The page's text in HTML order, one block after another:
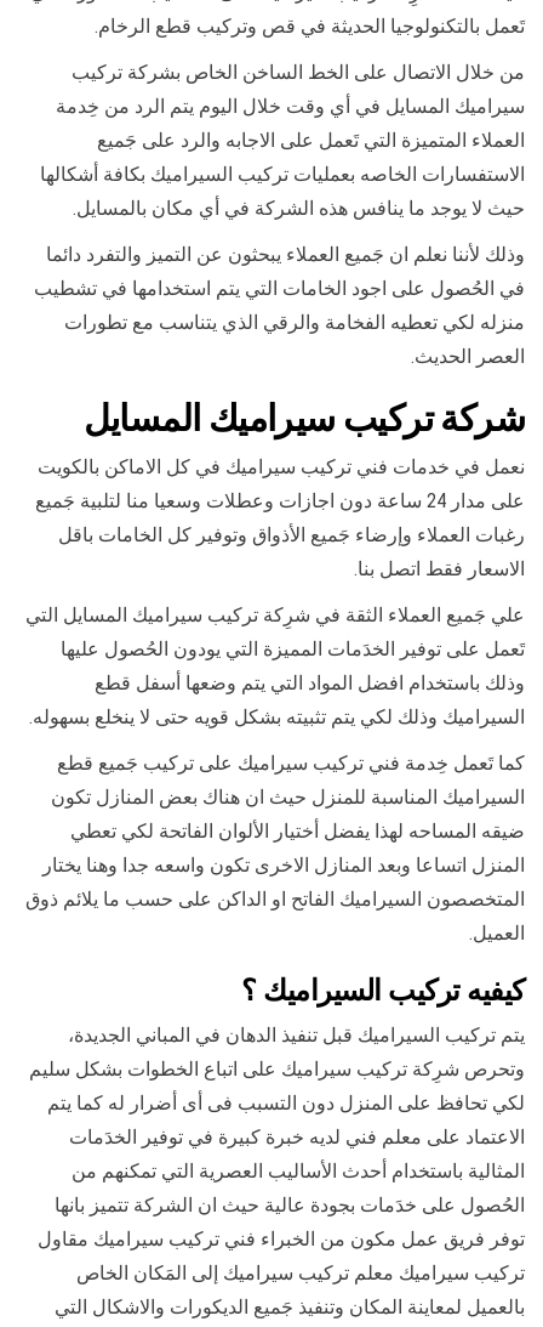
تَعمل بالتكنولوجيا الحديثة في قص وتركيب قطع الرخام.
من خلال الاتصال على الخط الساخن الخاص بشركة تركيب
سيراميك المسايل في أي وقت خلال اليوم يتم الرد من خِدمة
العملاء المتميزة التي تَعمل على الاجابه والرد على جَميع
الاستفسارات الخاصه بعمليات تركيب السيراميك بكافة أشكالها
حيث لا يوجد ما ينافس هذه الشركة في أي مكان بالمسايل.
وذلك لأننا نعلم ان جَميع العملاء يبحثون عن التميز والتفرد دائما
في الحُصول على اجود الخامات التي يتم استخدامها في تشطيب
منزله لكي تعطيه الفخامة والرقي الذي يتناسب مع تطورات
العصر الحديث.
شركة تركيب سيراميك المسايل
نعمل في خدمات فني تركيب سيراميك في كل الاماكن بالكويت
على مدار 24 ساعة دون اجازات وعطلات وسعيا منا لتلبية جَميع
رغبات العملاء وإرضاء جَميع الأذواق وتوفير كل الخامات باقل
الاسعار فقط اتصل بنا.
علي جَميع العملاء الثقة في شرِكة تركيب سيراميك المسايل التي
تَعمل على توفير الخدَمات المميزة التي يودون الحُصول عليها
وذلك باستخدام افضل المواد التي يتم وضعها أسفل قطع
السيراميك وذلك لكي يتم تثبيته بشكل قويه حتى لا ينخلع بسهوله.
كما تَعمل خِدمة فني تركيب سيراميك على تركيب جَميع قطع
السيراميك المناسبة للمنزل حيث ان هناك بعض المنازل تكون
ضيقه المساحه لهذا يفضل أختيار الألوان الفاتحة لكي تعطي
المنزل اتساعا وبعد المنازل الاخرى تكون واسعه جدا وهنا يختار
المتخصصون السيراميك الفاتح او الداكن على حسب ما يلائم ذوق
العميل.
كيفيه تركيب السيراميك ؟
يتم تركيب السيراميك قبل تنفيذ الدهان في المباني الجديدة،
وتحرص شرِكة تركيب سيراميك على اتباع الخطوات بشكل سليم
لكي تحافظ على المنزل دون التسبب فى أى أضرار له كما يتم
الاعتماد على معلم فني لديه خبرة كبيرة في توفير الخدَمات
المثالية باستخدام أحدث الأساليب العصرية التي تمكنهم من
الحُصول على خدَمات بجودة عالية حيث ان الشركة تتميز بانها
توفر فريق عمل مكون من الخبراء فني تركيب سيراميك مقاول
تركيب سيراميك معلم تركيب سيراميك إلى المَكان الخاص
بالعميل لمعاينة المكان وتنفيذ جَميع الديكورات والاشكال التي